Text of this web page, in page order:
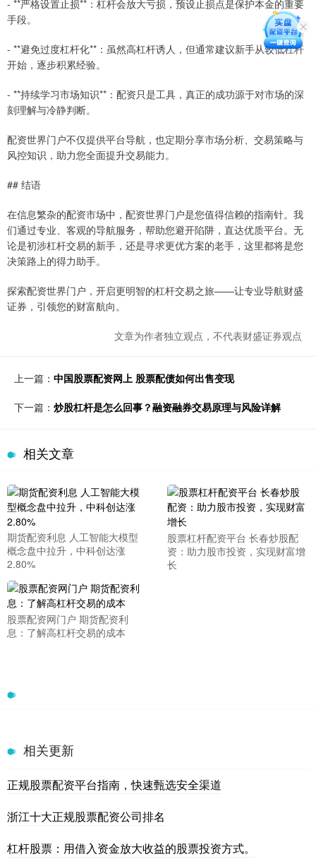
- **严格设置止损**：杠杆会放大亏损，预设止损点是保护本金的重要
手段。
- **避免过度杠杆化**：虽然高杠杆诱人，但通常建议新手从较低杠杆
开始，逐步积累经验。
- **持续学习市场知识**：配资只是工具，真正的成功源于对市场的深
刻理解与冷静判断。
配资世界门户不仅提供平台导航，也定期分享市场分析、交易策略与
风控知识，助力您全面提升交易能力。
## 结语
在信息繁杂的配资市场中，配资世界门户是您值得信赖的指南针。我
们通过专业、客观的导航服务，帮助您避开陷阱，直达优质平台。无
论是初涉杠杆交易的新手，还是寻求更优方案的老手，这里都将是您
决策路上的得力助手。
探索配资世界门户，开启更明智的杠杆交易之旅——让专业导航财盛
证券，引领您的财富航向。
文章为作者独立观点，不代表财盛证券观点
上一篇： 中国股票配资网上 股票配债如何出售变现
下一篇： 炒股杠杆是怎么回事？融资融券交易原理与风险详解
相关文章
期货配资利息 人工智能大模型
概念盘中拉升，中科创达涨
2.80%
股票杠杆配资平台 长春炒股配
资：助力股市投资，实现财富增
长
股票配资网门户 期货配资利
息：了解高杠杆交易的成本
相关更新
正规股票配资平台指南，快速甄选安全渠道
浙江十大正规股票配资公司排名
杠杆股票：用借入资金放大收益的股票投资方式。